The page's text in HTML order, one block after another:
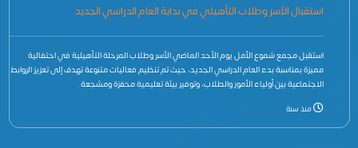
استقبال الأسر وطلاب التأهيلي في بداية العام الدراسي الجديد
استقبل مجمع شموع الأمل يوم الأحد الماضي الأسر وطلاب المرحلة التأهيلية في احتفالية
مميزة بمناسبة بدء العام الدراسي الجديد، حيث تم تنظيم فعاليات متنوعة تهدف إلى تعزيز الروابط
الاجتماعية بين أولياء الأمور والطلاب، وتوفير بيئة تعليمية محفزة ومشجعة.
منذ سنة